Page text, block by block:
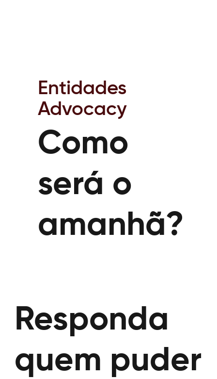
Responda
quem puder
Como
será o
amanhã?
Entidades
Advocacy